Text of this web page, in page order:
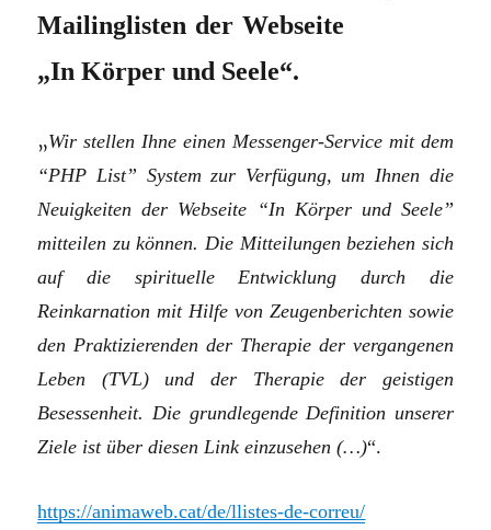
Mailinglisten der Webseite
„In Körper und Seele“.
„Wir stellen Ihne einen Messenger-Service mit dem
“PHP List” System zur Verfügung, um Ihnen die
Neuigkeiten der Webseite “In Körper und Seele”
mitteilen zu können. Die Mitteilungen beziehen sich
auf die spirituelle Entwicklung durch die
Reinkarnation mit Hilfe von Zeugenberichten sowie
den Praktizierenden der Therapie der vergangenen
Leben (TVL) und der Therapie der geistigen
Besessenheit. Die grundlegende Definition unserer
Ziele ist über diesen Link einzusehen (…)“.
https://animaweb.cat/de/llistes-de-correu/